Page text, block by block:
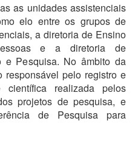
as unidades assistenciais
elo entre os grupos de
a diretoria de Ensino
e a diretoria de
e Pesquisa. No âmbito da
responsável pelo registro e
realizada pelos
projetos de pesquisa, e
de Pesquisa para